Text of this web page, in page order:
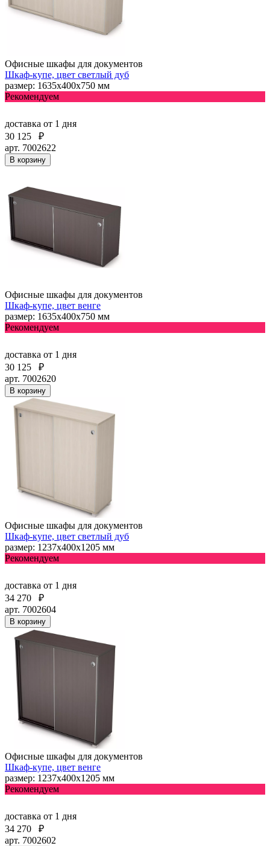
Офисные шкафы для документов
Шкаф-купе, цвет светлый дуб
размер: 1635х400х750 мм
Рекомендуем
доставка от 1 дня
30 125
₽
арт. 7002622
В корзину
Офисные шкафы для документов
Шкаф-купе, цвет венге
размер: 1635х400х750 мм
Рекомендуем
доставка от 1 дня
30 125
₽
арт. 7002620
В корзину
Офисные шкафы для документов
Шкаф-купе, цвет светлый дуб
размер: 1237х400х1205 мм
Рекомендуем
доставка от 1 дня
34 270
₽
арт. 7002604
В корзину
Офисные шкафы для документов
Шкаф-купе, цвет венге
размер: 1237х400х1205 мм
Рекомендуем
доставка от 1 дня
34 270
₽
арт. 7002602